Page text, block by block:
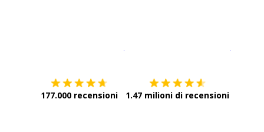
177.000 recensioni 1.47 milioni di recensioni